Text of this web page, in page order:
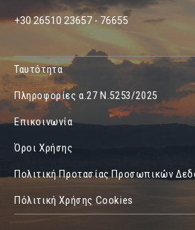
+30 26510 23657 - 76655
Ταυτότητα
Πληροφορίες α.27 Ν.5253/2025
Επικοινωνία
Όροι Χρήσης
Πολιτική Προτασίας Προσωπικών
Πόλιτική Χρήσης Cookies